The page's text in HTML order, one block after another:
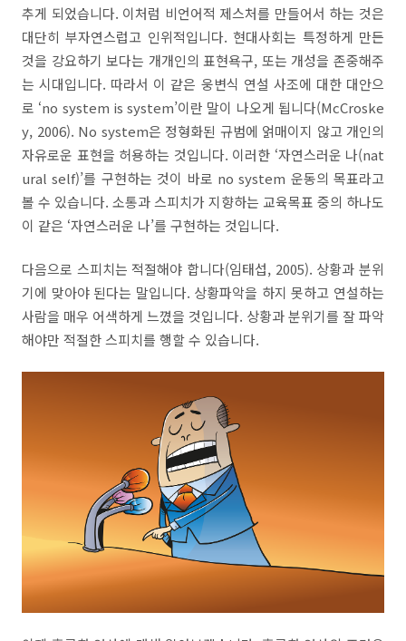
추게 되었습니다. 이처럼 비언어적 제스처를 만들어서 하는 것은
대단히 부자연스럽고 인위적입니다.현대사회는 특정하게 만든
것을 강요하기 보다는 개개인의 표현욕구, 또는 개성을 존중해주
는 시대입니다. 따라서 이 같은 웅변식 연설 사조에 대한 대안으
로 ‘no system is system’이란 말이 나오게 됩니다(McCroske
y, 2006). No system은 정형화된 규범에 얽매이지 않고 개인의
자유로운 표현을 허용하는 것입니다. 이러한 ‘자연스러운 나(nat
ural self)’를 구현하는 것이 바로 no system 운동의 목표라고
볼 수 있습니다. 소통과 스피치가 지향하는 교육목표 중의 하나도
이 같은 ‘자연스러운 나’를 구현하는 것입니다.
다음으로 스피치는 적절해야 합니다(임태섭, 2005). 상황과 분위
기에 맞아야 된다는 말입니다. 상황파악을 하지 못하고 연설하는
사람을 매우 어색하게 느꼈을 것입니다. 상황과 분위기를 잘 파악
해야만 적절한 스피치를 행할 수 있습니다.